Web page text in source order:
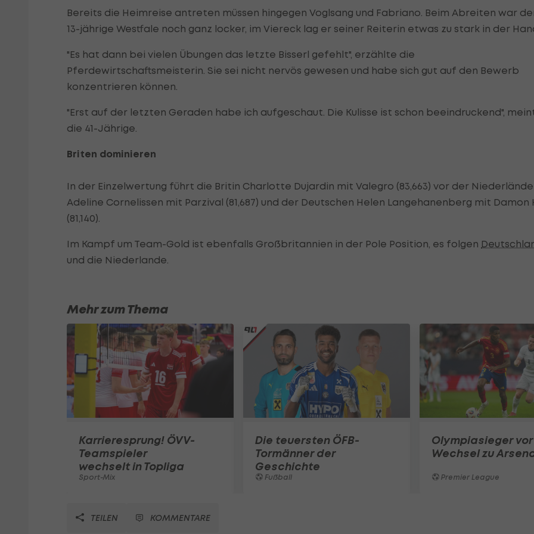
Bereits die Heimreise antreten müssen hingegen Voglsang und Fabriano. Beim Abreiten war
13-jährige Westfale noch ganz locker, im Viereck lag er seiner Reiterin etwas zu stark in der
"Es hat dann bei vielen Übungen das letzte Bisserl gefehlt", erzählte die
Pferdewirtschaftsmeisterin. Sie sei nicht nervös gewesen und habe sich gut auf den Bewerb
konzentrieren können.
"Erst auf der letzten Geraden habe ich aufgeschaut. Die Kulisse ist schon beeindruckend",
die 41-Jährige.
Briten dominieren
In der Einzelwertung führt die Britin Charlotte Dujardin mit Valegro (83,663) vor der
Adeline Cornelissen mit Parzival (81,687) und der Deutschen Helen Langehanenberg mit Damon
(81,140).
Im Kampf um Team-Gold ist ebenfalls Großbritannien in der Pole Position, es folgen
und die Niederlande.
Mehr zum Thema
Karrieresprung! ÖVV-
Teamspieler
wechselt in Topliga
Sport-Mix
Die teuersten ÖFB-
Tormänner der
Geschichte
Fußball
Olympiasieger vor
Wechsel zu
Premier League
TEILEN KOMMENTARE